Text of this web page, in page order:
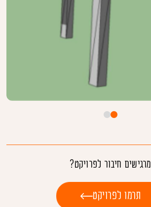
מרגישים חיבור לפרויקט?
תרמו לפרויקט